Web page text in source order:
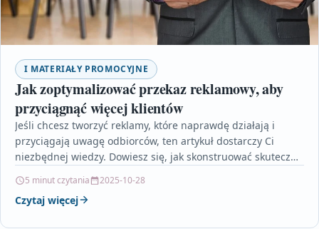
I MATERIAŁY PROMOCYJNE
Jak zoptymalizować przekaz reklamowy, aby
przyciągnąć więcej klientów
Jeśli chcesz tworzyć reklamy, które naprawdę działają i
przyciągają uwagę odbiorców, ten artykuł dostarczy Ci
niezbędnej wiedzy. Dowiesz się, jak skonstruować skuteczny
5 minut czytania 2025-10-28
Czytaj więcej